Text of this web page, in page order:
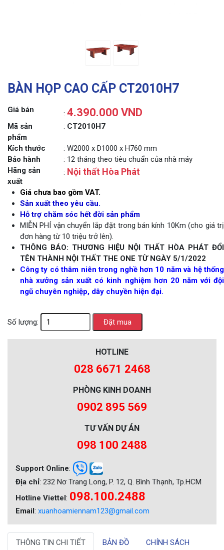
BÀN HỌP CAO CẤP CT2010H7
Giá bán : 4.390.000 VND
Mã sản
phẩm
: CT2010H7
Kích thước
: W2000 x D1000 x H760 mm
Bảo hành
: 12 tháng theo tiêu chuẩn của nhà máy
Hãng sản
xuất
: Nội thất Hòa Phát
Giá chưa bao gồm VAT.
Sản xuất theo yêu cầu.
Hỗ trợ chăm sóc hết đời sản phẩm
MIỄN PHÍ vận chuyển lắp đặt trong bán kính 10Km (cho giá trị
đơn hàng từ 10 triệu trở lên).
THÔNG BÁO: THƯƠNG HIỆU NỘI THẤT HÒA PHÁT ĐỔI
TÊN THÀNH NỘI THẤT THE ONE TỪ NGÀY 5/1/2022
Công ty có thâm niên trong nghề hơn 10 năm và hệ thống
nhà xưởng sản xuất có kinh nghiệm hơn 20 năm với đội
ngũ chuyên nghiệp, dây chuyền hiện đại.
Số lượng:
HOTLINE
028 6671 2468
PHÒNG KINH DOANH
0902 895 569
TƯ VẤN DỰ ÁN
098 100 2488
Support Online:
Địa chỉ: 232 Nơ Trang Long, P. 12, Q. Bình Thạnh, Tp.HCM
Hotline Viettel: 098.100.2488
Email: xuanhoamiennam123@gmail.com
THÔNG TIN CHI TIẾT BẢN ĐỒ CHÍNH SÁCH